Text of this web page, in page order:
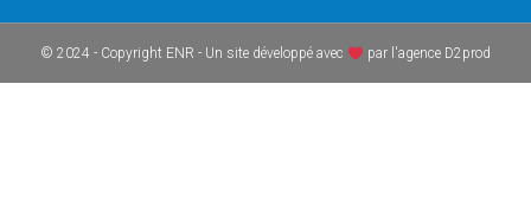
© 2024 - Copyright ENR - Un site développé avec par l'agence D2prod